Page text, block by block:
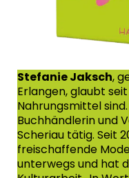
Stefanie Jaksch,
Erlangen, glaubt
Nahrungsmittel
Buchhändlerin und
Scheriau tätig. Seit
freischaffende
unterwegs und hat